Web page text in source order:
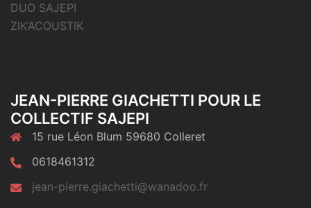
DUO SAJEPI
ZIK’ACOUSTIK
JEAN-PIERRE GIACHETTI POUR LE
COLLECTIF SAJEPI
15 rue Léon Blum 59680 Colleret
0618461312
jean-pierre.giachetti@wanadoo.fr